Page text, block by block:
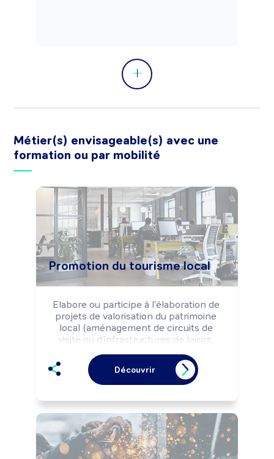
prospection, stratégie tarifaire, ...).
Métier(s) envisageable(s) avec une
formation ou par mobilité
Promotion du tourisme local
Elabore ou participe à l'élaboration de
projets de valorisation du patrimoine
local (aménagement de circuits de
visite ou d'infrastructures de loisirs,
d'augmenter l'attractivité du territoire et
les flux touristiques. Peut organiser des
manifestations évènementielles
structure.
Découvrir